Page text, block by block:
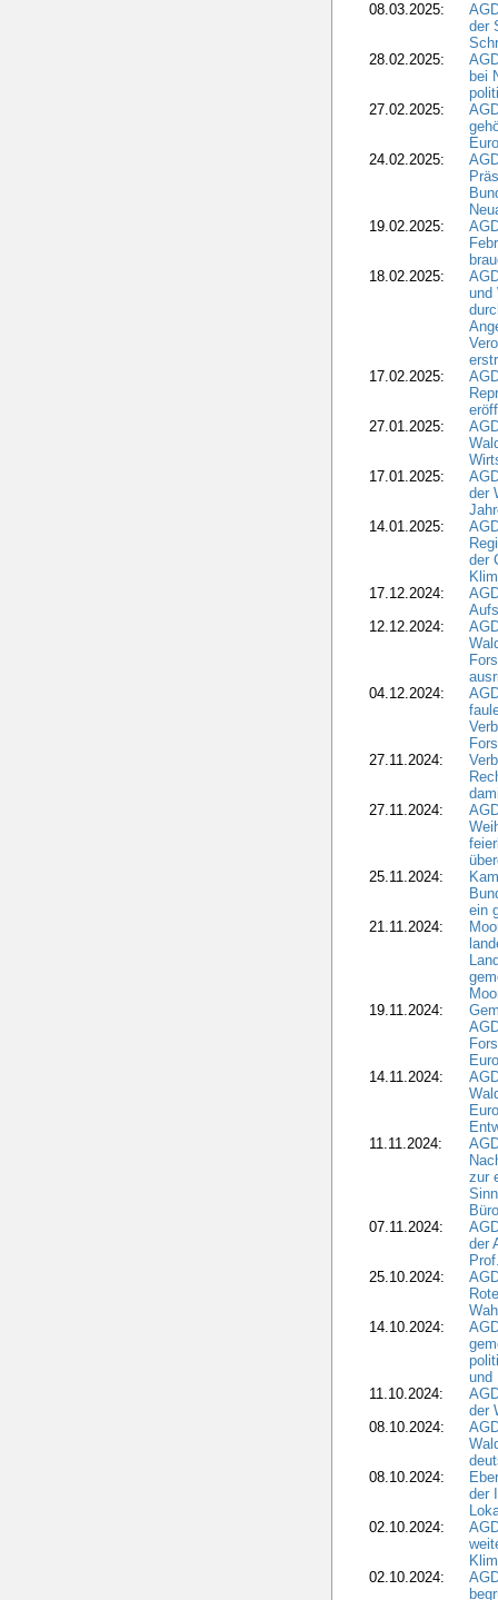
08.03.2025:
der
28.02.2025:
bei
27.02.2025:
24.02.2025:
19.02.2025:
18.02.2025:
und
17.02.2025:
27.01.2025:
17.01.2025:
der
14.01.2025:
der
17.12.2024:
12.12.2024:
04.12.2024:
27.11.2024:
27.11.2024:
25.11.2024:
ein
21.11.2024:
19.11.2024:
14.11.2024:
11.11.2024:
zur
07.11.2024:
der
25.10.2024:
14.10.2024:
und
11.10.2024:
der
08.10.2024:
08.10.2024:
der
02.10.2024:
02.10.2024: